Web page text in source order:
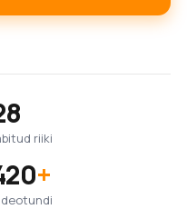
riiki
+